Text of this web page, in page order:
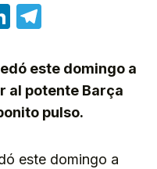
LinkedIn
este domingo a
al potente Barça
pulso.
este domingo a